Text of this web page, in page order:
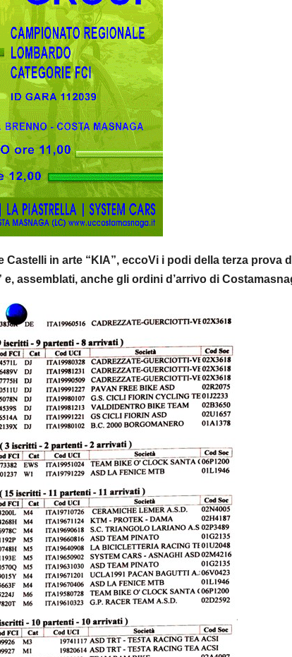
in arte “KIA”, eccoVi i podi della terza prova
assemblati, anche gli ordini d’arrivo di